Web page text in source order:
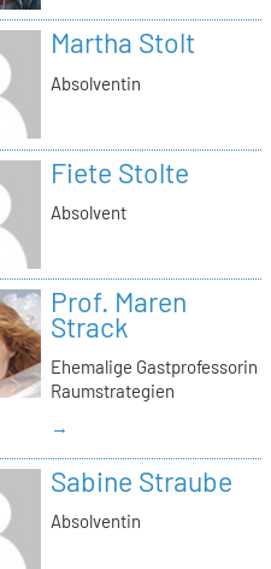
Martha Stolt
Absolventin
Fiete Stolte
Absolvent
Prof. Maren
Strack
Ehemalige Gastprofessorin
Raumstrategien
→
Sabine Straube
Absolventin